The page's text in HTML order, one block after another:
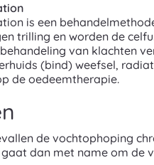
is een
trilling en worden de
van klachten
(bind) weefsel,
de oedeemtherapie.
de vochtophoping
dan met name om de